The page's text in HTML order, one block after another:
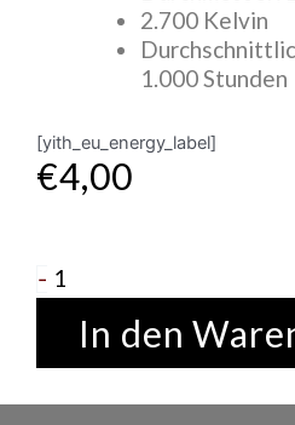
2.700 Kelvin
1.000 Stunden
[yith_eu_energy_label]
€4,00
- Röhrenlampe
40
WattIn den